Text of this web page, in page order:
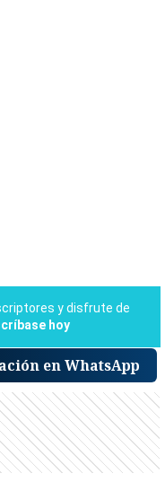
en WhatsApp